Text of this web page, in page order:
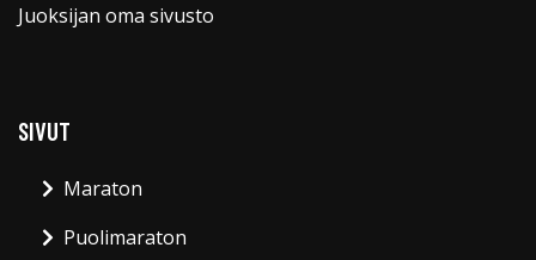
Juoksijan oma sivusto
SIVUT
Maraton
Puolimaraton